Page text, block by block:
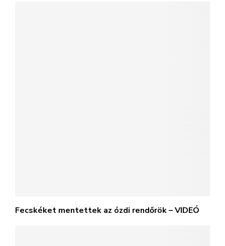
Fecskéket mentettek az ózdi rendőrök – VIDEÓ